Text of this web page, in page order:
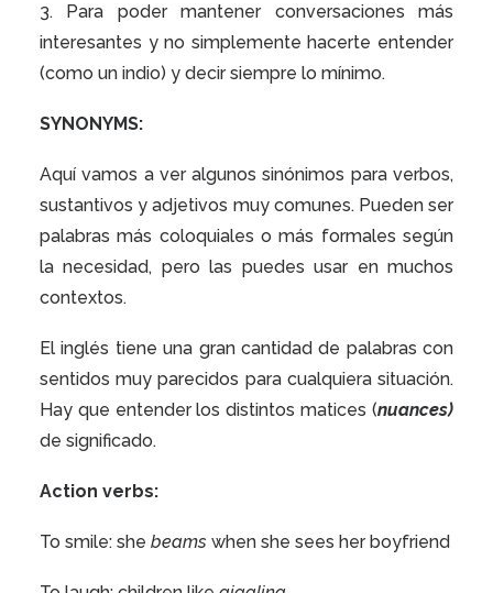
3. Para poder mantener conversaciones más
interesantes y no simplemente hacerte entender
(como un indio) y decir siempre lo mínimo.
SYNONYMS:
Aquí vamos a ver algunos sinónimos para verbos,
sustantivos y adjetivos muy comunes. Pueden ser
palabras más coloquiales o más formales según
la necesidad, pero las puedes usar en muchos
contextos.
El inglés tiene una gran cantidad de palabras con
sentidos muy parecidos para cualquiera situación.
Hay que entender los distintos matices (nuances)
de significado.
Action verbs:
To smile: she beams when she sees her boyfriend